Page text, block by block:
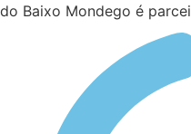
do Baixo Mondego é